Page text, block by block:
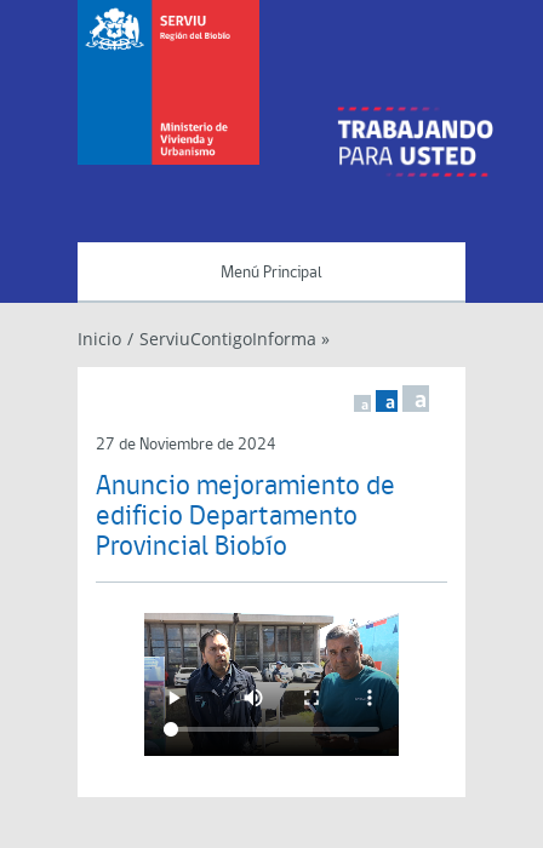
Menú Principal
Inicio / ServiuContigoInforma »
a a a
27 de Noviembre de 2024
Anuncio mejoramiento de
edificio Departamento
Provincial Biobío